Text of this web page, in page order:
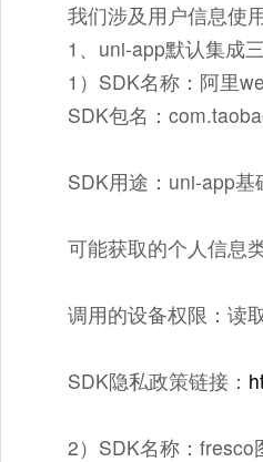
我们涉及用户信息使
1、uni-app默认集成
1）SDK名称：阿里
SDK包名：
SDK用途：uni-app
可能获取的个人信息
调用的设备权限：读
SDK隐私政策链接：
2）SDK名称：fresco